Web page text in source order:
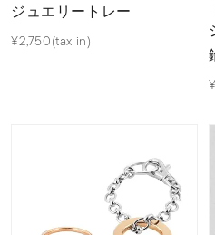
ジュエリートレー
¥2,750(tax in)